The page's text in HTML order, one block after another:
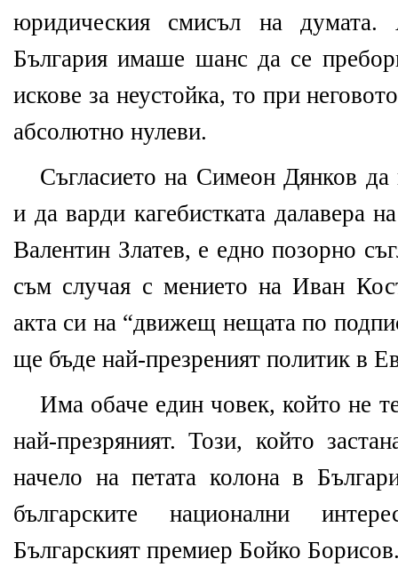
юридическия смисъл на
България имаше шанс да се
искове за неустойка, то при
абсолютно нулеви.
Съгласието на Симеон Дянков да
и да варди кагебистката далавера
Валентин Златев, е едно позорно
съм случая с мението на Иван
акта си на “движещ нещата по
ще бъде най-презреният политик в
Има обаче един човек, който не
най-презряният. Този, който
начело на петата колона в
българските национални
Българският премиер Бойко